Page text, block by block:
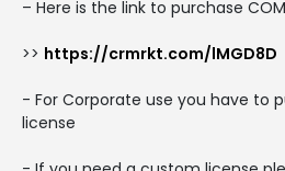
– Here is the link to purchase
>> https://crmrkt.com/lMGD8D
- For Corporate use you have to
license